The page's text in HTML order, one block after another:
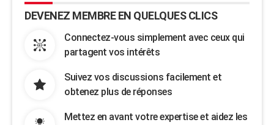
DEVENEZ MEMBRE EN QUELQUES CLICS
Connectez-vous simplement avec ceux qui
partagent vos intérêts
Suivez vos discussions facilement et
obtenez plus de réponses
Mettez en avant votre expertise et aidez les